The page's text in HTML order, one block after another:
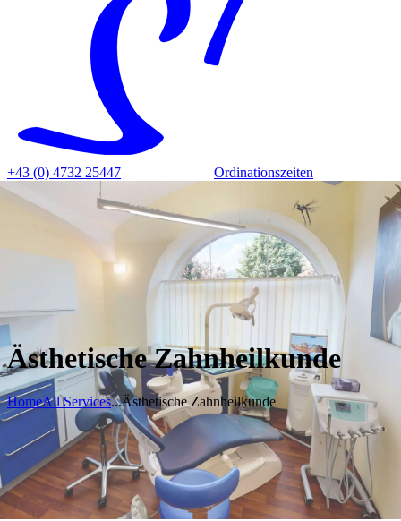
+43 (0) 4732 25447 Ordinationszeiten
Ästhetische Zahnheilkunde
HomeAll Services...Ästhetische Zahnheilkunde